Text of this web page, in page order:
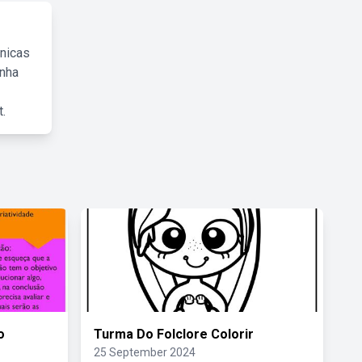
Turma Do Folclore Colorir
25 September 2024